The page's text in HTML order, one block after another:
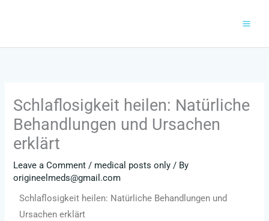
Schlaflosigkeit heilen: Natürliche
Behandlungen und Ursachen
erklärt
Leave a Comment / medical posts only / By
origineelmeds@gmail.com
Schlaflosigkeit heilen: Natürliche Behandlungen und
Ursachen erklärt